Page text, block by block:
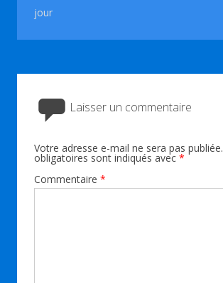
jour
Laisser un commentaire
Votre adresse e-mail ne sera pas publiée.
obligatoires sont indiqués avec *
Commentaire *